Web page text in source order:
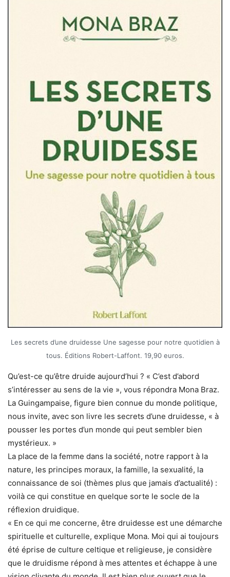
Les secrets d’une druidesse Une sagesse pour notre quotidien à
tous. Éditions Robert-Laffont. 19,90 euros.
Qu’est-ce qu’être druide aujourd’hui ? « C’est d’abord
s’intéresser au sens de la vie », vous répondra Mona Braz.
La Guingampaise, figure bien connue du monde politique,
nous invite, avec son livre les secrets d’une druidesse, « à
pousser les portes d’un monde qui peut sembler bien
mystérieux. »
La place de la femme dans la société, notre rapport à la
nature, les principes moraux, la famille, la sexualité, la
connaissance de soi (thèmes plus que jamais d’actualité) :
voilà ce qui constitue en quelque sorte le socle de la
réflexion druidique.
« En ce qui me concerne, être druidesse est une démarche
spirituelle et culturelle, explique Mona. Moi qui ai toujours
été éprise de culture celtique et religieuse, je considère
que le druidisme répond à mes attentes et échappe à une